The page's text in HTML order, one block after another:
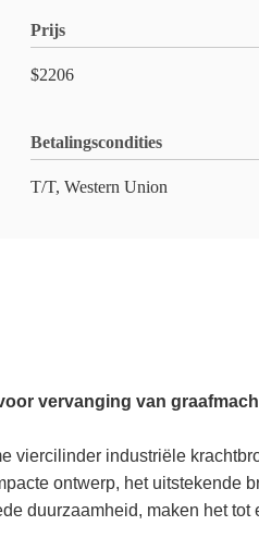
Prijs
$2206
Betalingscondities
T/T, Western Union
vervanging van
viercilinder industriële
ontwerp, het
duurzaamheid, maken het